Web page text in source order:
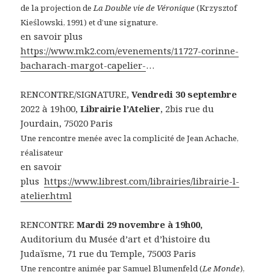
de la projection deLa Double vie de Véronique(Krzysztof
Kieślowski, 1991) et d’une signature.
en savoir plus
https://www.mk2.com/evenements/11727-corinne-
bacharach-margot-capelier-…
RENCONTRE/SIGNATURE, Vendredi 30 septembre
2022 à 19h00,Librairie l’Atelier, 2bis rue du
Jourdain, 75020 Paris
Une rencontre menée avec la complicité de Jean Achache,
réalisateur
en savoir
plushttps://www.librest.com/librairies/librairie-l-
atelier.html
RENCONTREMardi 29 novembre à 19h00,
Auditorium du Musée d’art et d’histoire du
Judaïsme, 71 rue du Temple, 75003 Paris
Une rencontre animée par Samuel Blumenfeld (Le Monde),